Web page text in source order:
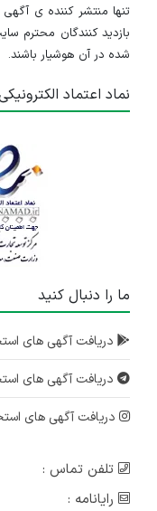
تراشکار تفلون
تهران
تنها منتشر کننده ی
بازدید کنندگان
شده در آن هوشیار باشند.
نماد اعتماد
ما را دنبال کنید
دریافت آگهی های
دریافت آگهی های
دریافت آگهی های
تلفن تماس :
رایانامه :